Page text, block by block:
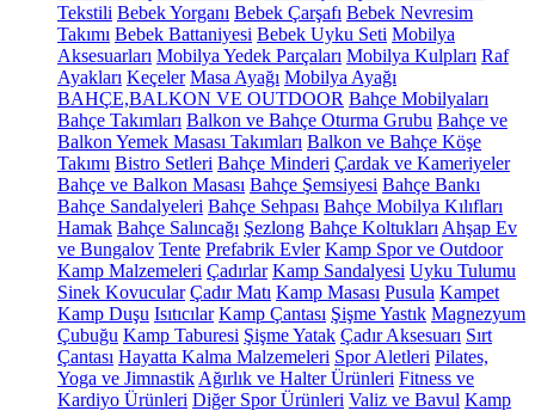
Tekstili Bebek Yorganı Bebek Çarşafı Bebek Nevresim
Takımı Bebek Battaniyesi Bebek Uyku Seti Mobilya
Aksesuarları Mobilya Yedek Parçaları Mobilya Kulpları Raf
Ayakları Keçeler Masa Ayağı Mobilya Ayağı
BAHÇE,BALKON VE OUTDOOR Bahçe Mobilyaları
Bahçe Takımları Balkon ve Bahçe Oturma Grubu Bahçe ve
Balkon Yemek Masası Takımları Balkon ve Bahçe Köşe
Takımı Bistro Setleri Bahçe Minderi Çardak ve Kameriyeler
Bahçe ve Balkon Masası Bahçe Şemsiyesi Bahçe Bankı
Bahçe Sandalyeleri Bahçe Sehpası Bahçe Mobilya Kılıfları
Hamak Bahçe Salıncağı Şezlong Bahçe Koltukları Ahşap Ev
ve Bungalov Tente Prefabrik Evler Kamp Spor ve Outdoor
Kamp Malzemeleri Çadırlar Kamp Sandalyesi Uyku Tulumu
Sinek Kovucular Çadır Matı Kamp Masası Pusula Kampet
Kamp Duşu Isıtıcılar Kamp Çantası Şişme Yastık Magnezyum
Çubuğu Kamp Taburesi Şişme Yatak Çadır Aksesuarı Sırt
Çantası Hayatta Kalma Malzemeleri Spor Aletleri Pilates,
Yoga ve Jimnastik Ağırlık ve Halter Ürünleri Fitness ve
Kardiyo Ürünleri Diğer Spor Ürünleri Valiz ve Bavul Kamp